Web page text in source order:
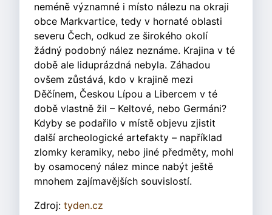
neméně významné i místo nálezu na okraji
obce Markvartice, tedy v hornaté oblasti
severu Čech, odkud ze širokého okolí
žádný podobný nález neznáme. Krajina v té
době ale liduprázdná nebyla. Záhadou
ovšem zůstává, kdo v krajině mezi
Děčínem, Českou Lípou a Libercem v té
době vlastně žil – Keltové, nebo Germáni?
Kdyby se podařilo v místě objevu zjistit
další archeologické artefakty – například
zlomky keramiky, nebo jiné předměty, mohl
by osamocený nález mince nabýt ještě
mnohem zajímavějších souvislostí.
Zdroj: tyden.cz